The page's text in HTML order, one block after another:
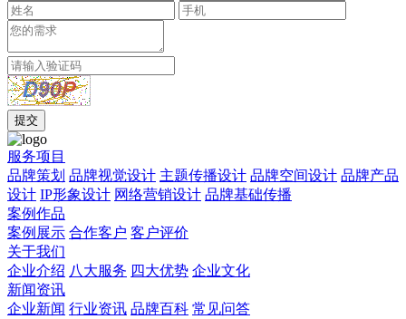
服务项目
品牌策划 品牌视觉设计 主题传播设计 品牌空间设计 品牌产品
设计 IP形象设计 网络营销设计 品牌基础传播
案例作品
案例展示 合作客户 客户评价
关于我们
企业介绍 八大服务 四大优势 企业文化
新闻资讯
企业新闻 行业资讯 品牌百科 常见问答